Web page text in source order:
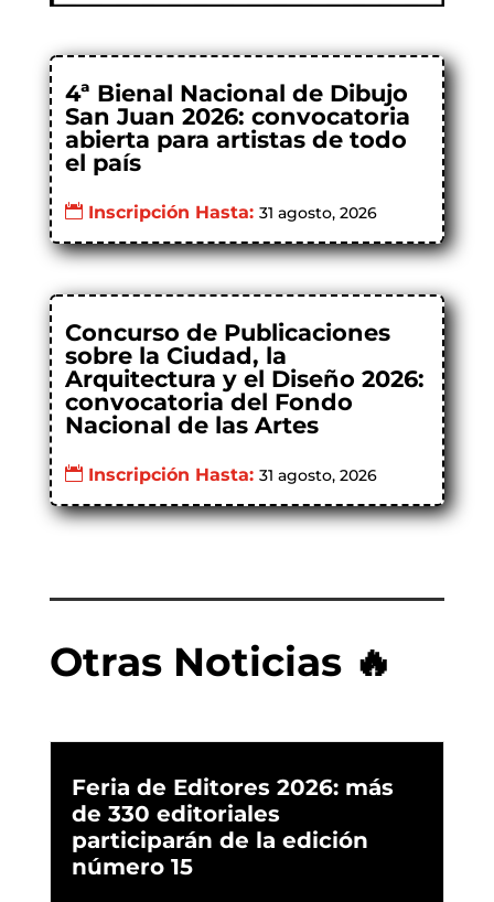
4ª Bienal Nacional de Dibujo
San Juan 2026: convocatoria
abierta para artistas de todo
el país
Inscripción Hasta: 31 agosto, 2026
Concurso de Publicaciones
sobre la Ciudad, la
Arquitectura y el Diseño 2026:
convocatoria del Fondo
Nacional de las Artes
Inscripción Hasta: 31 agosto, 2026
Otras Noticias 🔥
Feria de Editores 2026: más
de 330 editoriales
participarán de la edición
número 15